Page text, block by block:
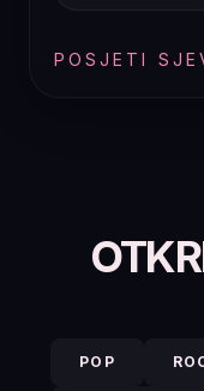
POSJETI
POP